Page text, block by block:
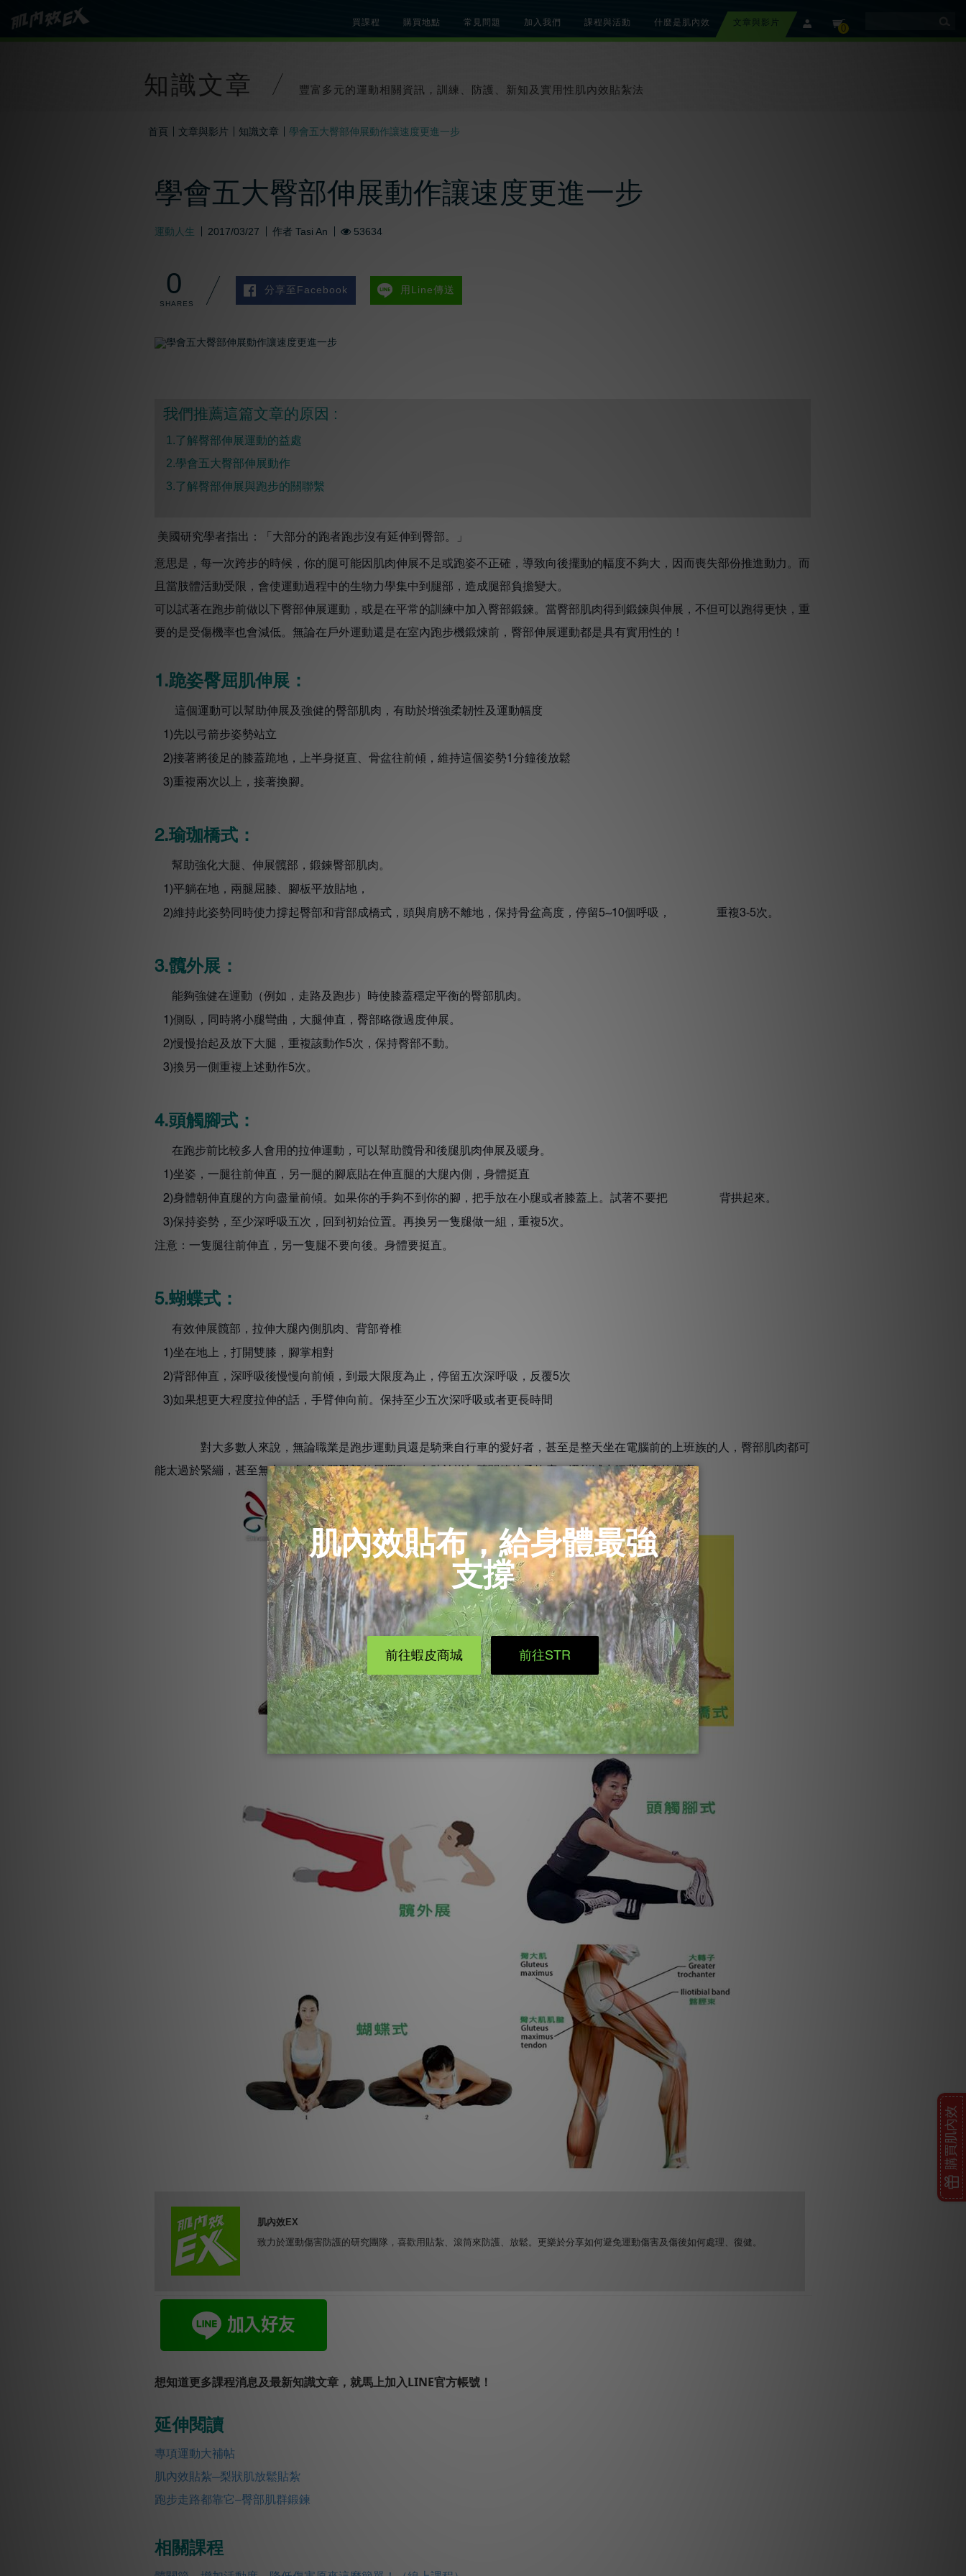
cart 0
member
買課程 購買地點 常見問題 加入我們
課程與活動
什麼是肌內效
文章與影片
知識文章 豐富多元的運動相關資訊，訓練、防護、新知及實用性肌內效貼紮法
首頁 文章與影片 知識文章 學會五大臀部伸展動作讓速度更進一步
學會五大臀部伸展動作讓速度更進一步
運動人生 2017/03/27 作者 Tasi An 53634
0 分享至Facebook 用Line傳送
我們推薦這篇文章的原因 :
1.了解臀部伸展運動的益處
2.學會五大臀部伸展動作
3.了解臀部伸展與跑步的關聯繫
美國研究學者指出：「大部分的跑者跑步沒有延伸到臀部。」
意思是，每一次跨步的時候，你的腿可能因肌肉伸展不足或跑姿不正確，導致向後擺動的幅度不夠大，因而喪失部份推進動力。而
且當肢體活動受限，會使運動過程中的生物力學集中到腿部，造成腿部負擔變大。
可以試著在跑步前做以下臀部伸展運動，或是在平常的訓練中加入臀部鍛鍊。當臀部肌肉得到鍛鍊與伸展，不但可以跑得更快，重
要的是受傷機率也會減低。無論在戶外運動還是在室內跑步機鍛煉前，臀部伸展運動都是具有實用性的！
1.跪姿臀屈肌伸展：
這個運動可以幫助伸展及強健的臀部肌肉，有助於增強柔韌性及運動幅度
1)先以弓箭步姿勢站立
2)接著將後足的膝蓋跪地，上半身挺直、骨盆往前傾，維持這個姿勢1分鐘後放鬆
3)重複兩次以上，接著換腳。
2.瑜珈橋式：
幫助強化大腿、伸展髖部，鍛鍊臀部肌肉。
1)平躺在地，兩腿屈膝、腳板平放貼地，
2)維持此姿勢同時使力撐起臀部和背部成橋式，頭與肩膀不離地，保持骨盆高度，停留5~10個呼吸， 重複3-5次。
3.髖外展：
能夠強健在運動（例如，走路及跑步）時使膝蓋穩定平衡的臀部肌肉。
1)側臥，同時將小腿彎曲，大腿伸直，臀部略微過度伸展。
2)慢慢抬起及放下大腿，重複該動作5次，保持臀部不動。
3)換另一側重複上述動作5次。
4.頭觸腳式：
在跑步前比較多人會用的拉伸運動，可以幫助髖骨和後腿肌肉伸展及暖身。
1)坐姿，一腿往前伸直，另一腿的腳底貼在伸直腿的大腿內側，身體挺直
2)身體朝伸直腿的方向盡量前傾。如果你的手夠不到你的腳，把手放在小腿或者膝蓋上。試著不要把 背拱起來。
3)保持姿勢，至少深呼吸五次，回到初始位置。再換另一隻腿做一組，重複5次。
注意：一隻腿往前伸直，另一隻腿不要向後。身體要挺直。
5.蝴蝶式：
有效伸展髖部，拉伸大腿內側肌肉、背部脊椎
1)坐在地上，打開雙膝，腳掌相對
2)背部伸直，深呼吸後慢慢向前傾，到最大限度為止，停留五次深呼吸，反覆5次
3)如果想更大程度拉伸的話，手臂伸向前。保持至少五次深呼吸或者更長時間
對大多數人來說，無論職業是跑步運動員還是騎乘自行車的愛好者，甚至是整天坐在電腦前的上班族的人，臀部肌肉都可
能太過於緊繃，甚至無力，多多練習臀部伸展運動，有助於增加髖關節的柔軟度，還能減少腰背痠痛的傷害。
肌內效EX
致力於運動傷害防護的研究團隊，喜歡用貼紮、滾筒來防護、放鬆。更樂於分享如何避免運動傷害及傷後如何處理、復健。
想知道更多課程消息及最新知識文章，就馬上加入LINE官方帳號！
延伸閱讀
專項運動大補帖
肌內效貼紮─梨狀肌放鬆貼紮
跑步走路都靠它–臀部肌群鍛鍊
相關課程
購買肌內效